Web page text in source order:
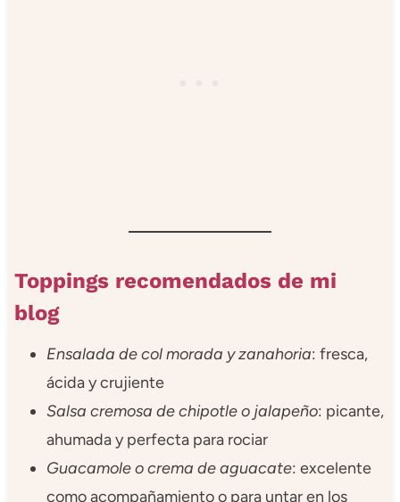
Toppings recomendados de mi
blog
Ensalada de col morada y zanahoria: fresca,
ácida y crujiente
Salsa cremosa de chipotle o jalapeño: picante,
ahumada y perfecta para rociar
Guacamole o crema de aguacate: excelente
como acompañamiento o para untar en los